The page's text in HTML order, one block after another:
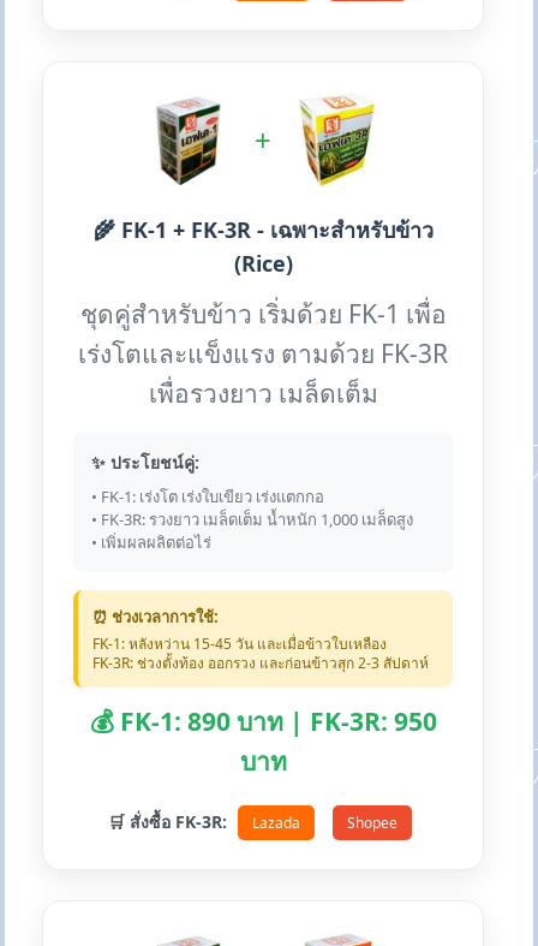
+
🌾 FK-1 + FK-3R - เฉพาะสำหรับข้าว
(Rice)
ชุดคู่สำหรับข้าว เริ่มด้วย FK-1 เพื่อ
เร่งโตและแข็งแรง ตามด้วย FK-3R
เพื่อรวงยาว เมล็ดเต็ม
✨ ประโยชน์คู่:
• FK-1: เร่งโต เร่งใบเขียว เร่งแตกกอ
• FK-3R: รวงยาว เมล็ดเต็ม น้ำหนัก 1,000 เมล็ดสูง
• เพิ่มผลผลิตต่อไร่
⏰ ช่วงเวลาการใช้:
FK-1: หลังหว่าน 15-45 วัน และเมื่อข้าวใบเหลือง
FK-3R: ช่วงตั้งท้อง ออกรวง และก่อนข้าวสุก 2-3 สัปดาห์
💰 FK-1: 890 บาท | FK-3R: 950
บาท
🛒 สั่งซื้อ FK-3R: Lazada Shopee